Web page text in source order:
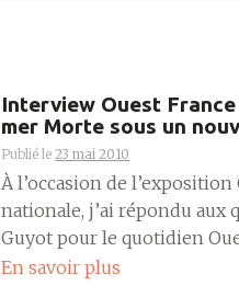
Interview Ouest
mer Morte sous un
Publié le23 mai 2010
À l’occasion de
nationale, j’ai répondu
Guyot pour le quotidien
En savoir plus